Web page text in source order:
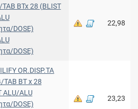
BTx 28 (BLIST
DOSE)
DOSE)
22,98
OR.DISP.TA
TAB BT x 28
ALU/ALU
DOSE)
23,23